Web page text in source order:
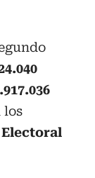
los